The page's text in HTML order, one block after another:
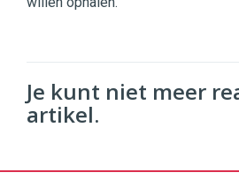
Je kunt niet meer
artikel.